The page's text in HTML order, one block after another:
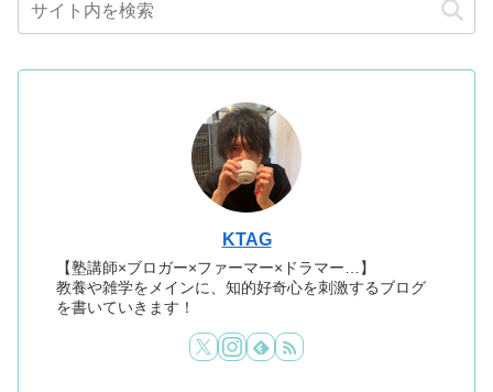
KTAG
【塾講師×ブロガー×ファーマー×ドラマー…】
教養や雑学をメインに、知的好奇心を刺激するブログ
を書いていきます！